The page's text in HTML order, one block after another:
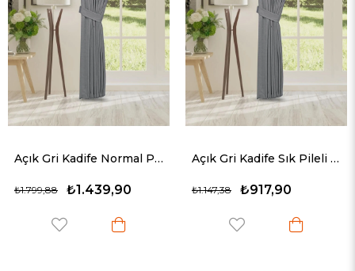
Açık Gri Kadife Normal Pileli Fon Perde (1x2.5)
₺1.439,90
₺1.799,88
Açık Gri Kadife Sık Pileli Fon Perde (1x3)
₺917,90
₺1.147,38